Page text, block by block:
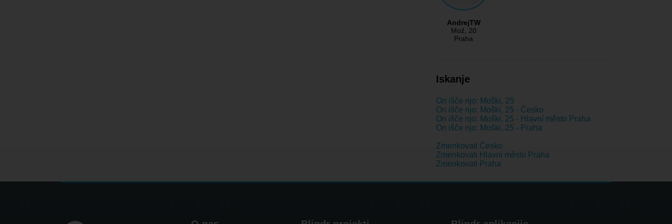
AndrejTW
Mož, 20
Praha
Iskanje
On išče njo: Moški, 25
On išče njo: Moški, 25 - Česko
On išče njo: Moški, 25 - Hlavní město Praha
On išče njo: Moški, 25 - Praha
Zmenkovati Česko
Zmenkovati Hlavní město Praha
Zmenkovati Praha